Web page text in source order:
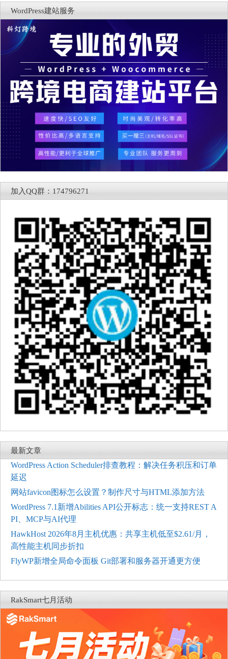
WordPress建站服务
加入QQ群：174796271
最新文章
WordPress Action Scheduler排查教程：解决任务积压和订单
延迟
网站favicon图标怎么设置？制作尺寸与HTML添加方法
WordPress 7.1新增Abilities API公开标志：统一支持REST A
PI、MCP与AI代理
HawkHost 2026年8月主机优惠：共享主机低至$2.61/月，
高性能主机同步折扣
FlyWP新增全局命令面板 Git部署和服务器开通更方便
RakSmart七月活动